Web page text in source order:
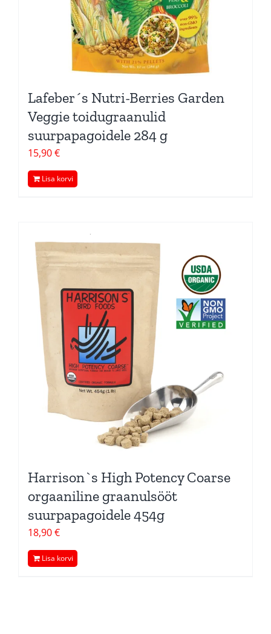
Lafeber´s Nutri-Berries Garden
Veggie toidugraanulid
suurpapagoidele 284 g
15,90€
Lisa korvi
Harrison`s High Potency Coarse
orgaaniline graanulsööt
suurpapagoidele 454g
18,90€
Lisa korvi